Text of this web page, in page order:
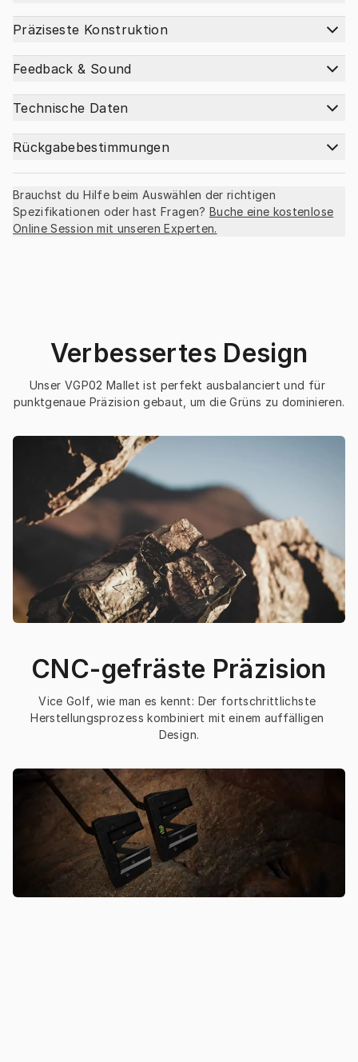
Präziseste Konstruktion
Feedback & Sound
Technische Daten
Rückgabebestimmungen
Brauchst du Hilfe beim Auswählen der richtigen
Spezifikationen oder hast Fragen? Buche eine kostenlose
Online Session mit unseren Experten.
Verbessertes Design
Unser VGP02 Mallet ist perfekt ausbalanciert und für
punktgenaue Präzision gebaut, um die Grüns zu dominieren.
CNC-gefräste Präzision
Vice Golf, wie man es kennt: Der fortschrittlichste
Herstellungsprozess kombiniert mit einem auffälligen
Design.